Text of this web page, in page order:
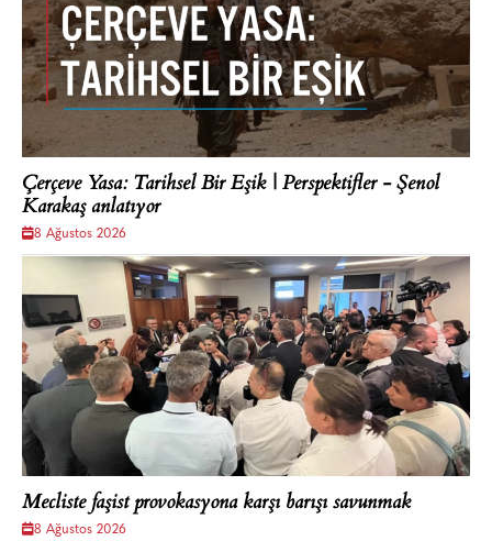
Çerçeve Yasa: Tarihsel Bir Eşik | Perspektifler - Şenol
Karakaş anlatıyor
8 Ağustos 2026
Mecliste faşist provokasyona karşı barışı savunmak
8 Ağustos 2026